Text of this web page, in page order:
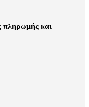
πληρωμής και